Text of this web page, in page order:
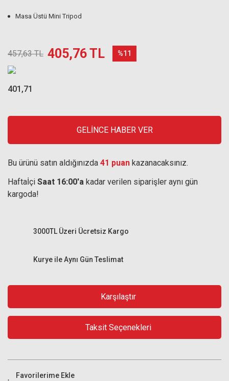
Masa Üstü Mini Tripod
457,63 TL 405,76 TL %11
401,71
GELİNCE HABER VER
Bu ürünü satın aldığınızda 41 puan kazanacaksınız.
Haftaİçi Saat 16:00'a kadar verilen siparişler aynı gün
kargoda!
Kurye ile Aynı Gün Teslimat
3000TL Üzeri Ücretsiz Kargo
Karşılaştır
Taksit Seçenekleri